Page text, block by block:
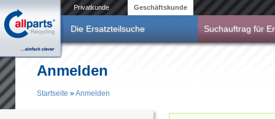
Privatkunde Geschäftskunde
Die Ersatzteilsuche Suchauftrag für
Anmelden
Startseite »Anmelden